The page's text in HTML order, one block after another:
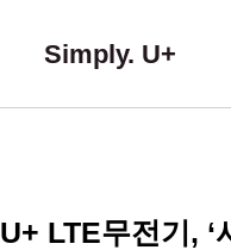
Simply. U+
U+ LTE무전기, ‘